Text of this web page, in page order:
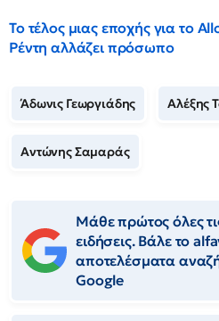
Το τέλος μιας εποχής για το
Ρέντη αλλάζει πρόσωπο
Άδωνις Γεωργιάδης Αλέξης
Αντώνης Σαμαράς
Μάθε πρώτος όλες
ειδήσεις. Βάλε το
αποτελέσματα
Google